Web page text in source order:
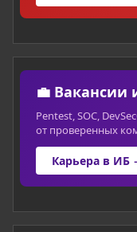
💼 Вакансии
Pentest, SOC,
от проверенных
Карьера в ИБ